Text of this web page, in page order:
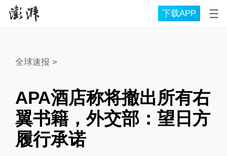
下载APP
全球速报 >
APA酒店称将撤出所有右
翼书籍，外交部：望日方
履行承诺